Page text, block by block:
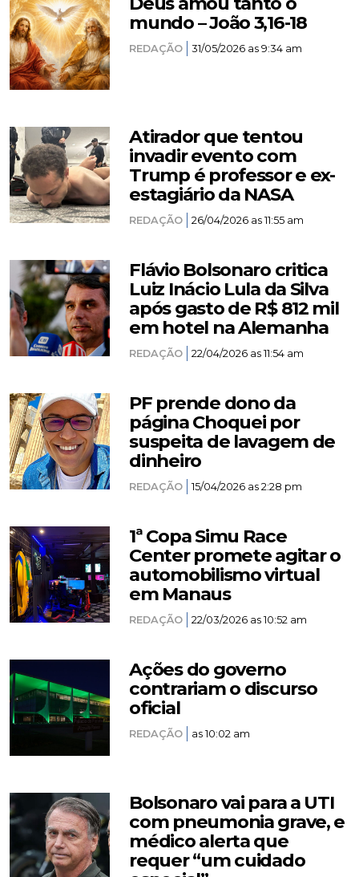
mundo – João 3,16-18
REDAÇÃO 31/05/2026 as 9:34 am
Atirador que tentou
invadir evento com
Trump é professor e ex-
estagiário da NASA
REDAÇÃO 26/04/2026 as 11:55 am
Flávio Bolsonaro critica
Luiz Inácio Lula da Silva
após gasto de R$ 812 mil
em hotel na Alemanha
REDAÇÃO 22/04/2026 as 11:54 am
PF prende dono da
página Choquei por
suspeita de lavagem de
dinheiro
REDAÇÃO 15/04/2026 as 2:28 pm
1ª Copa Simu Race
Center promete agitar o
automobilismo virtual
em Manaus
REDAÇÃO 22/03/2026 as 10:52 am
Ações do governo
contrariam o discurso
oficial
REDAÇÃO as 10:02 am
Bolsonaro vai para a UTI
com pneumonia grave, e
médico alerta que
requer “um cuidado